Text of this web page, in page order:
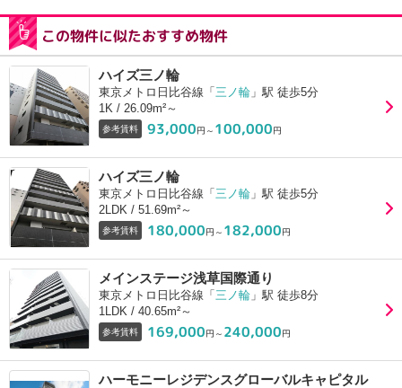
この物件に似たおすすめ物件
ハイズ三ノ輪
東京メトロ日比谷線「 三ノ輪 」駅 徒歩5分
1K / 26.09m²～
参考賃料 93,000円～ 100,000円
ハイズ三ノ輪
東京メトロ日比谷線「 三ノ輪 」駅 徒歩5分
2LDK / 51.69m²～
参考賃料 180,000円～ 182,000円
メインステージ浅草国際通り
東京メトロ日比谷線「 三ノ輪 」駅 徒歩8分
1LDK / 40.65m²～
参考賃料 169,000円～ 240,000円
ハーモニーレジデンスグローバルキャピタル